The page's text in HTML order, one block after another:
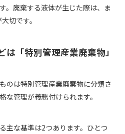
。廃棄する液体が生じた際は、ま
切です。
「特別管理産業廃棄物」
のは特別管理産業廃棄物に分類さ
な管理が義務付けられます。
主な基準は2つあります。ひとつ